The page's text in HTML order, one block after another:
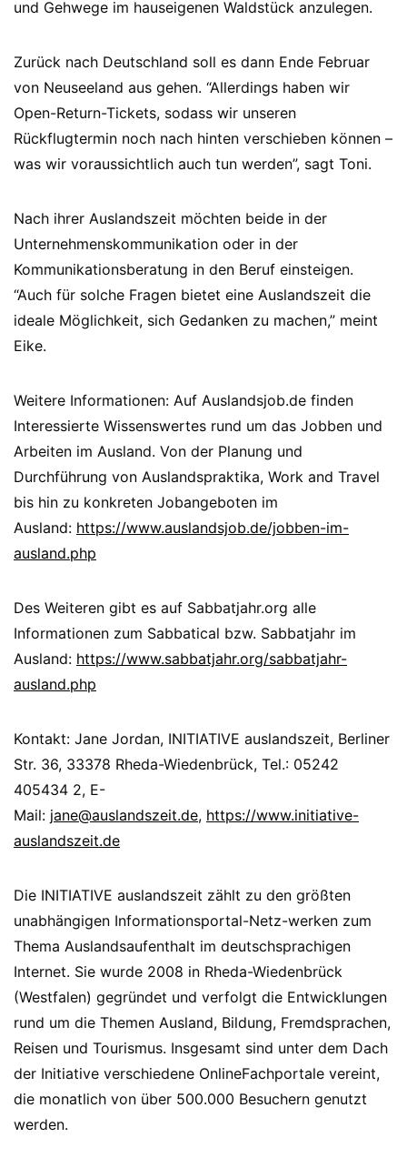
und Gehwege im hauseigenen Waldstück anzulegen.
Zurück nach Deutschland soll es dann Ende Februar
von Neuseeland aus gehen. “Allerdings haben wir
Open-Return-Tickets, sodass wir unseren
Rückflugtermin noch nach hinten verschieben können –
was wir voraussichtlich auch tun werden”, sagt Toni.
Nach ihrer Auslandszeit möchten beide in der
Unternehmenskommunikation oder in der
Kommunikationsberatung in den Beruf einsteigen.
“Auch für solche Fragen bietet eine Auslandszeit die
ideale Möglichkeit, sich Gedanken zu machen,” meint
Eike.
Weitere Informationen: Auf Auslandsjob.de finden
Interessierte Wissenswertes rund um das Jobben und
Arbeiten im Ausland. Von der Planung und
Durchführung von Auslandspraktika, Work and Travel
bis hin zu konkreten Jobangeboten im
Ausland: https://www.auslandsjob.de/jobben-im-
ausland.php
Des Weiteren gibt es auf Sabbatjahr.org alle
Informationen zum Sabbatical bzw. Sabbatjahr im
Ausland: https://www.sabbatjahr.org/sabbatjahr-
ausland.php
Kontakt: Jane Jordan, INITIATIVE auslandszeit, Berliner
Str. 36, 33378 Rheda-Wiedenbrück, Tel.: 05242
405434 2, E-
Mail: jane@auslandszeit.de, https://www.initiative-
auslandszeit.de
Die INITIATIVE auslandszeit zählt zu den größten
unabhängigen Informationsportal-Netz-werken zum
Thema Auslandsaufenthalt im deutschsprachigen
Internet. Sie wurde 2008 in Rheda-Wiedenbrück
(Westfalen) gegründet und verfolgt die Entwicklungen
rund um die Themen Ausland, Bildung, Fremdsprachen,
Reisen und Tourismus. Insgesamt sind unter dem Dach
der Initiative verschiedene OnlineFachportale vereint,
die monatlich von über 500.000 Besuchern genutzt
werden.